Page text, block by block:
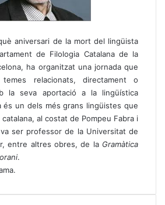
aniversari de la mort del lingüista
de Filologia Catalana de la
ha organitzat una jornada que
relacionats, directament o
la seva aportació a la lingüística
és un dels més grans lingüistes que
al costat de Pompeu Fabra i
ser professor de la Universitat de
entre altres obres, de la Gramàtica
.
.